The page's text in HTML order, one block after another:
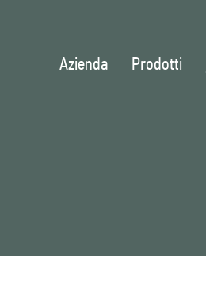
Azienda Prodotti